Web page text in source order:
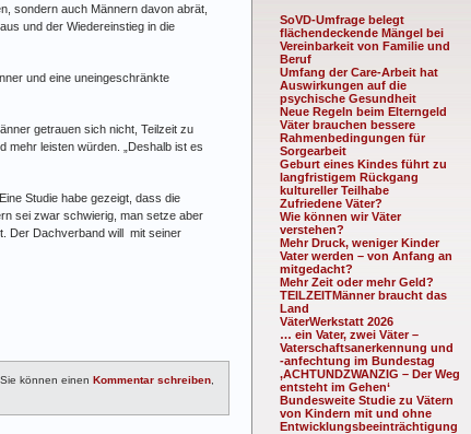
SoVD-Umfrage belegt
flächendeckende Mängel bei
Vereinbarkeit von Familie und
Beruf
Umfang der Care-Arbeit hat
Auswirkungen auf die
psychische Gesundheit
Neue Regeln beim Elterngeld
Väter brauchen bessere
Rahmenbedingungen für
Sorgearbeit
Geburt eines Kindes führt zu
langfristigem Rückgang
kultureller Teilhabe
Zufriedene Väter?
Wie können wir Väter
verstehen?
Mehr Druck, weniger Kinder
Vater werden – von Anfang an
mitgedacht?
Mehr Zeit oder mehr Geld?
TEILZEITMänner braucht das
Land
VäterWerkstatt 2026
… ein Vater, zwei Väter –
Vaterschaftsanerkennung und
-anfechtung im Bundestag
‚ACHTUNDZWANZIG – Der Weg
entsteht im Gehen‘
Bundesweite Studie zu Vätern
von Kindern mit und ohne
Entwicklungsbeeinträchtigung
sondern auch Männern davon abrät,
und der Wiedereinstieg in die
und eine uneingeschränkte
getrauen sich nicht, Teilzeit zu
mehr leisten würden. „Deshalb ist es
Studie habe gezeigt, dass die
sei zwar schwierig, man setze aber
Der Dachverband will mit seiner
können einen Kommentar schreiben